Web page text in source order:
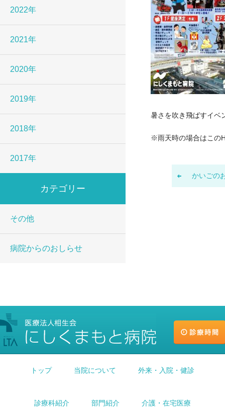
暑さを吹き飛ばすイベ
※雨天時の場合はこの
かいごの
2022年
2021年
2020年
2019年
2018年
2017年
カテゴリー
その他
病院からのおしらせ
トップ 当院について 外来・入院・健診
診療科紹介 部門紹介 介護・在宅医療